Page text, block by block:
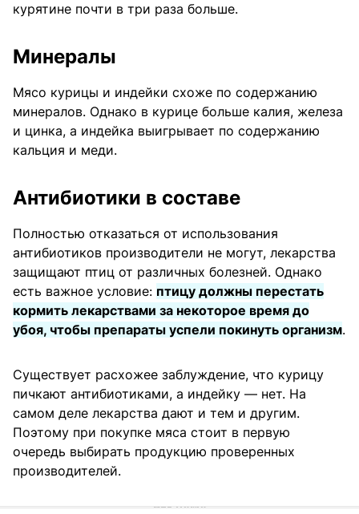
курятине почти в три раза больше.
Минералы
Мясо курицы и индейки схоже по содержанию
минералов. Однако в курице больше калия, железа
и цинка, а индейка выигрывает по содержанию
кальция и меди.
Антибиотики в составе
Полностью отказаться от использования
антибиотиков производители не могут, лекарства
защищают птиц от различных болезней. Однако
есть важное условие: птицу должны перестать
кормить лекарствами за некоторое время до
убоя, чтобы препараты успели покинуть организм.
Существует расхожее заблуждение, что курицу
пичкают антибиотиками, а индейку — нет. На
самом деле лекарства дают и тем и другим.
Поэтому при покупке мяса стоит в первую
очередь выбирать продукцию проверенных
производителей.